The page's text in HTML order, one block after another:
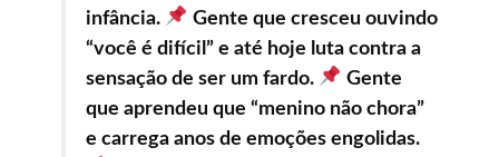
infância.
Gente que cresceu ouvindo
“você é difícil” e até hoje luta contra a
sensação de ser um fardo.
Gente
que aprendeu que “menino não chora”
e carrega anos de emoções engolidas.